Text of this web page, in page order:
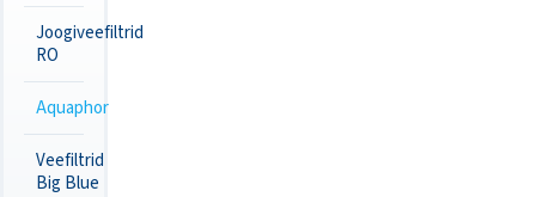
Joogiveefiltrid
RO
Aquaphor
Veefiltrid
Big Blue